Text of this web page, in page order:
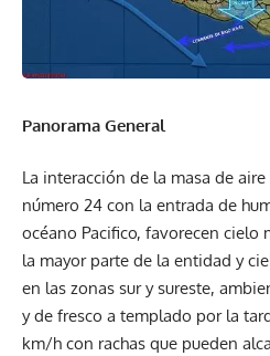
Panorama General
La interacción de la masa de
número 24 con la entrada de
océano Pacifico, favorecen cielo
la mayor parte de la entidad y
en las zonas sur y sureste,
y de fresco a templado por la
km/h con rachas que pueden